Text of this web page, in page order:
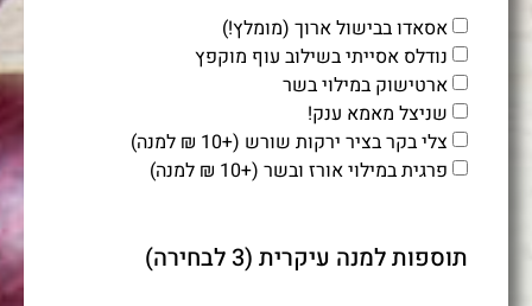
אסאדו בבישול ארוך (מומלץ!)
נודלס אסייתי בשילוב עוף מוקפץ
ארטישוק במילוי בשר
שניצל מאמא ענק!
צלי בקר בציר ירקות שורש (+10 ₪ למנה)
פרגית במילוי אורז ובשר (+10 ₪ למנה)
תוספות למנה עיקרית (3 לבחירה)